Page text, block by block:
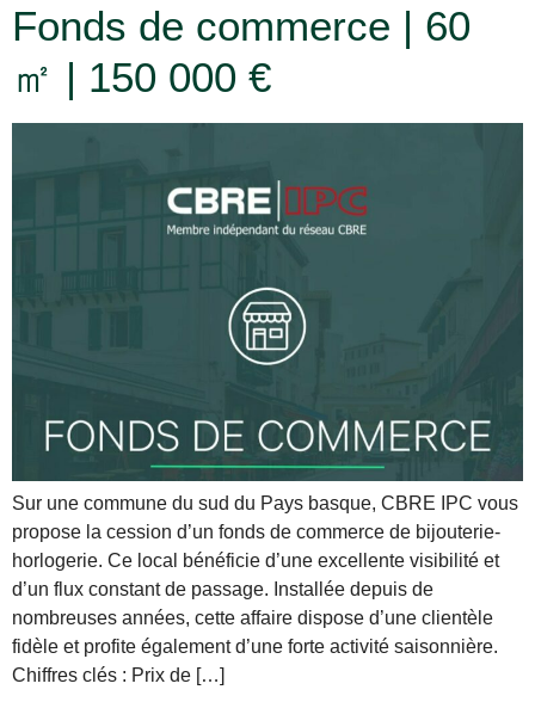
Fonds de commerce | 60
㎡ | 150 000 €
Sur une commune du sud du Pays basque, CBRE IPC vous
propose la cession d’un fonds de commerce de bijouterie-
horlogerie. Ce local bénéficie d’une excellente visibilité et
d’un flux constant de passage. Installée depuis de
nombreuses années, cette affaire dispose d’une clientèle
fidèle et profite également d’une forte activité saisonnière.
Chiffres clés : Prix de […]